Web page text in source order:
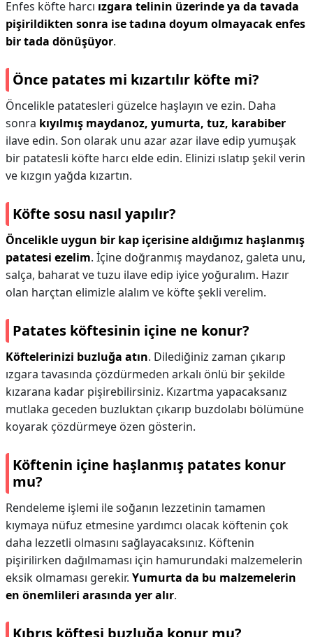
Enfes köfte harcı ızgara telinin üzerinde ya da tavada
pişirildikten sonra ise tadına doyum olmayacak enfes
bir tada dönüşüyor.
Önce patates mi kızartılır köfte mi?
Öncelikle patatesleri güzelce haşlayın ve ezin. Daha
sonra kıyılmış maydanoz, yumurta, tuz, karabiber
ilave edin. Son olarak unu azar azar ilave edip yumuşak
bir patatesli köfte harcı elde edin. Elinizi ıslatıp şekil verin
ve kızgın yağda kızartın.
Köfte sosu nasıl yapılır?
Öncelikle uygun bir kap içerisine aldığımız haşlanmış
patatesi ezelim. İçine doğranmış maydanoz, galeta unu,
salça, baharat ve tuzu ilave edip iyice yoğuralım. Hazır
olan harçtan elimizle alalım ve köfte şekli verelim.
Patates köftesinin içine ne konur?
Köftelerinizi buzluğa atın. Dilediğiniz zaman çıkarıp
ızgara tavasında çözdürmeden arkalı önlü bir şekilde
kızarana kadar pişirebilirsiniz. Kızartma yapacaksanız
mutlaka geceden buzluktan çıkarıp buzdolabı bölümüne
koyarak çözdürmeye özen gösterin.
Köftenin içine haşlanmış patates konur
mu?
Rendeleme işlemi ile soğanın lezzetinin tamamen
kıymaya nüfuz etmesine yardımcı olacak köftenin çok
daha lezzetli olmasını sağlayacaksınız. Köftenin
pişirilirken dağılmaması için hamurundaki malzemelerin
eksik olmaması gerekir. Yumurta da bu malzemelerin
en önemlileri arasında yer alır.
Kıbrıs köftesi buzluğa konur mu?